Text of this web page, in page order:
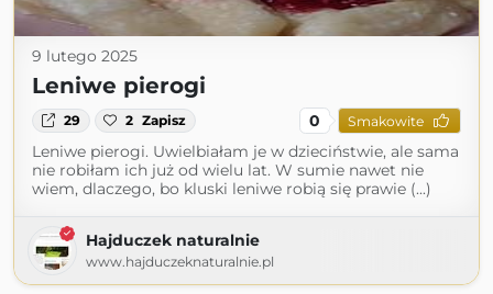
9 lutego 2025
Leniwe pierogi
29 2 Zapisz 0 Smakowite
Leniwe pierogi. Uwielbiałam je w dzieciństwie, ale sama
nie robiłam ich już od wielu lat. W sumie nawet nie
wiem, dlaczego, bo kluski leniwe robią się prawie (...)
Hajduczek naturalnie
www.hajduczeknaturalnie.pl